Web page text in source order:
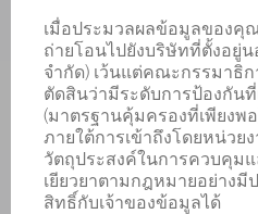
โรงงานอัจฉริยะ
ซอฟต์แวร์
บริการ
การใช้งาน
อุตสาหกรรมต่าง ๆ
บริษัท
อาชีพ
ข้อเสนอตำแหน่งงาน
โปรไฟล์บริษัท